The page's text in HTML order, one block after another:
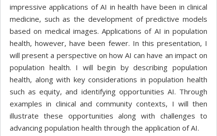
impressive applications of AI in health have been in clinical
medicine, such as the development of predictive models
based on medical images. Applications of AI in population
health, however, have been fewer. In this presentation, I
will present a perspective on how AI can have an impact on
population health. I will begin by describing population
health, along with key considerations in population health
such as equity, and identifying opportunities AI. Through
examples in clinical and community contexts, I will then
illustrate these opportunities along with challenges to
advancing population health through the application of AI.